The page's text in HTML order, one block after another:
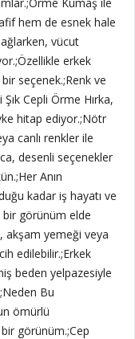
hem de esnek hale
vücut
erkek
seçenek.;Renk ve
Cepli Örme Hırka,
hitap ediyor.;Nötr
canlı renkler ile
desenli seçenekler
Anın
kadar iş hayatı ve
bir görünüm elde
akşam yemeği veya
edilebilir.;Erkek
beden yelpazesiyle
Bu
ömürlü
görünüm.;Cep